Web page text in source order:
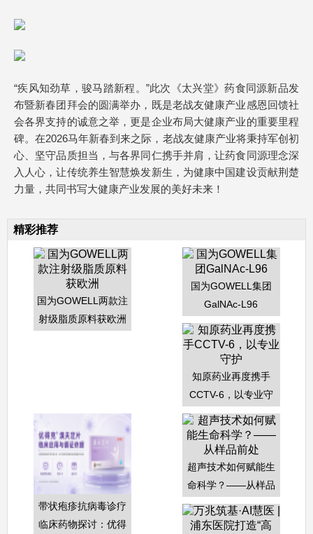
“疾风知劲草，骏马踏新程。”此次《太兴堂》药食同源新品发
布暨新春团拜会的圆满举办，既是老战友健康产业感恩回馈社
会各界支持的诚意之举，更是企业布局大健康产业的重要里程
碑。在2026马年新春到来之际，老战友健康产业将秉持军创初
心、坚守品质担当，与各界同仁携手并肩，让药食同源理念深
入人心，让传统养生智慧焕发新生，为健康中国建设贡献荆楚
力量，共同书写大健康产业发展的美好未来！
精彩推荐
国为GOWELL两款注
射级脂质原料获欧洲
国为GOWELL集团
GalNAc-L96
知原药业再度携手
CCTV-6，以专业守
护
带状疱疹抗病毒诊疗
临床药物探讨：优得
超声技术如何赋能生
命科学？——从样品
前处